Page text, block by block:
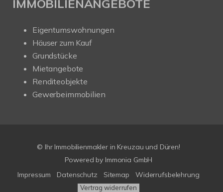
IMMOBILIENANGEBOTE
Eigentumswohnungen
Häuser zum Kauf
Grundstücke
Mietangebote
Renditeobjekte
Gewerbeimmobilien
© Ihr Immobilienmakler in Kreuzau und Düren!
Powered by Immonia GmbH
Impressum
Datenschutz Sitemap Widerrufsbelehrung
Vertrag widerrufen